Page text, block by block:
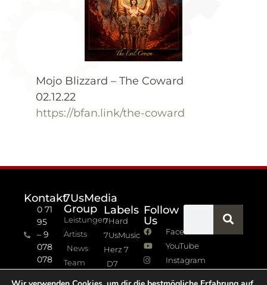
Mojo Blizzard – The Coward
02.12.22
https://bfan.link/the-coward
Kontakt
0 71
95
– 9
078
078
7UsMedia
Group
Leistungen
Artists
News
Team
Labels
7Hard
7UsMusic
Herz 7
D7
Follow
Us
Facebook
YouTube
Instagram